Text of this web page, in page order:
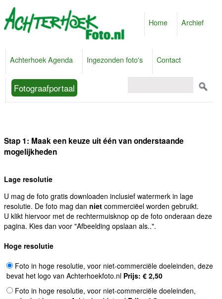
Home Archief
Achterhoek Agenda Ingezonden foto's Contact
Fotograafportaal
Stap 1: Maak een keuze uit één van onderstaande
mogelijkheden
Lage resolutie
U mag de foto gratis downloaden inclusief watermerk in lage
resolutie. De foto mag dan niet commerciëel worden gebruikt.
U klikt hiervoor met de rechtermuisknop op de foto onderaan deze
pagina. Kies dan voor "Afbeelding opslaan als..".
Hoge resolutie
Foto in hoge resolutie, voor niet-commerciële doeleinden, deze
bevat het logo van Achterhoekfoto.nl Prijs: € 2,50
Foto in hoge resolutie, voor niet-commerciële doeleinden,